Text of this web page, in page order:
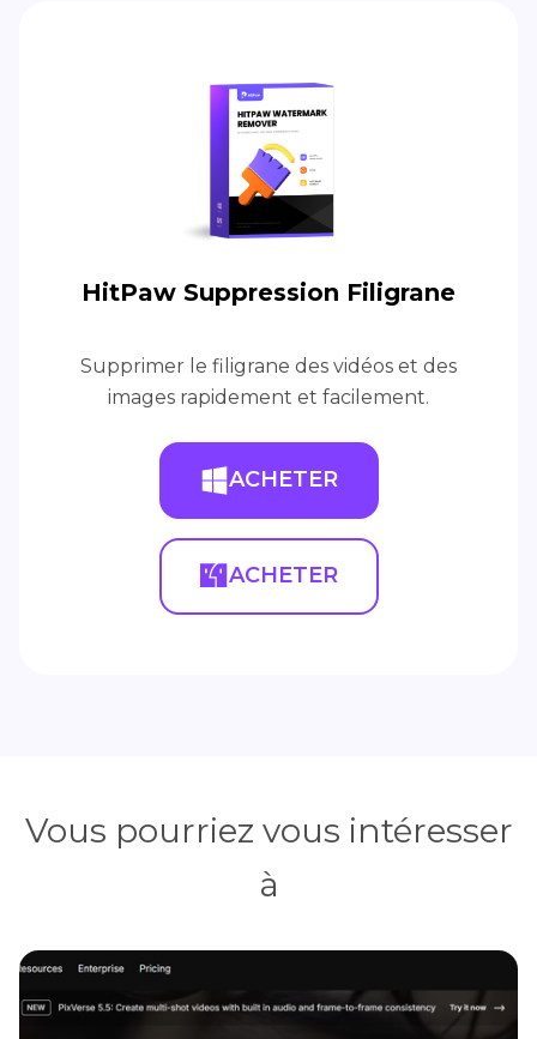
HitPaw Suppression Filigrane
Supprimer le filigrane des vidéos et des
images rapidement et facilement.
ACHETER
ACHETER
Vous pourriez vous intéresser
à